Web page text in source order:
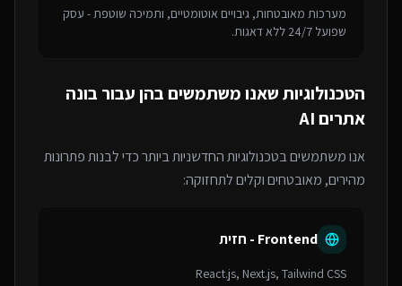
מערכות מאובטחות, גיבויים אוטומטיים, ותמיכה שוטפת - עסק
שפועל 24/7 ללא דאגות.
הטכנולוגיות שאנו משתמשים בהן עבור בונה
אתרים AI
אנו משתמשים בטכנולוגיות החדשניות ביותר כדי לבנות פתרונות
מהירים, מאובטחים וקלים לתחזוקה:
Frontend - חזית
React.js, Next.js, Tailwind CSS